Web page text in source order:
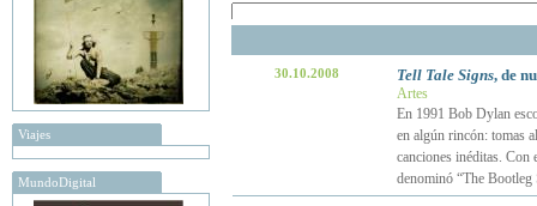
Viajes
MundoDigital
30.10.2008 Tell Tale Signs, de
Artes
En 1991 Bob Dylan
en algún rincón: tomas
canciones inéditas. Con
denominó “The Bootleg